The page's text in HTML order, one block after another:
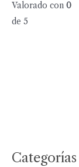
Valorado con 0
de 5
Categorías